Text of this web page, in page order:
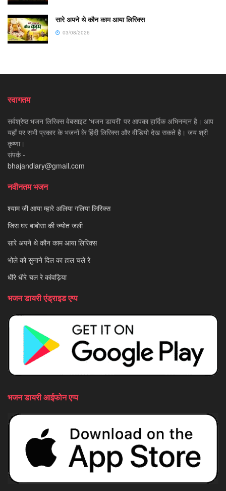
सारे अपने थे कौन काम आया लिरिक्स
03/08/2026
स्वागतम
सर्वश्रेष्ठ भजन लिरिक्स वेबसाइट 'भजन डायरी' पर आपका हार्दिक अभिनन्दन है। आप
यहाँ पर सभी प्रकार के भजनों के हिंदी लिरिक्स और वीडियो देख सकते है। जय श्री
कृष्णा।
संपर्क -
bhajandiary@gmail.com
नवीनतम भजन
श्याम जी आया म्हारे अलिया गलिया लिरिक्स
जिस घर बाबोसा की ज्योत जली
सारे अपने थे कौन काम आया लिरिक्स
भोले को सुनाने दिल का हाल चले रे
धीरे धीरे चल रे कांवड़िया
भजन डायरी एंड्राइड एप्प
भजन डायरी आईफोन एप्प